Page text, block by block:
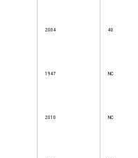
2004 40
1947 NC
2010 NC